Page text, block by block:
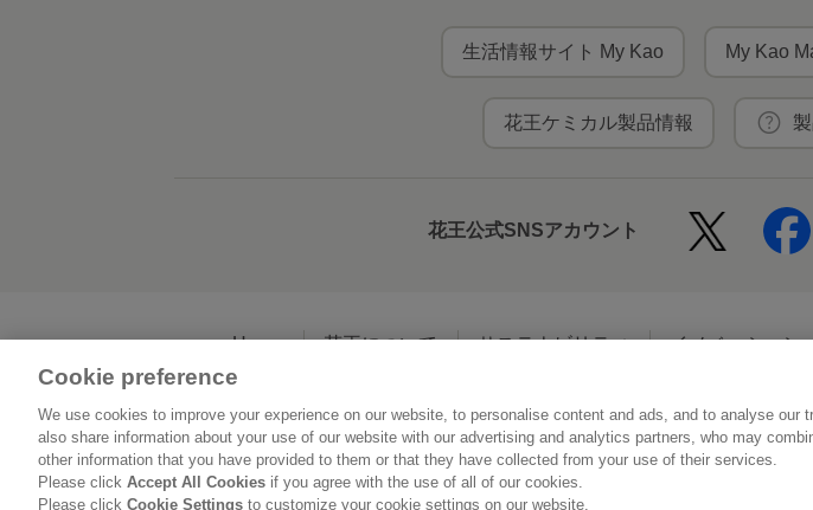
生活情報サイト My Kao My Kao
花王ケミカル製品情報
花王公式SNSアカウント
Home 花王について サステナビリティ イノベーション
利用規約 花王のアクセシビリティ 個人情報保護方針
Cookie preference
We use cookies to improve your experience on our website, to personalise content and ads, and to analyse our
also share information about your use of our website with our advertising and analytics partners, who may
other information that you have provided to them or that they have collected from your use of their services.
Please click Accept All Cookies if you agree with the use of all of our cookies.
Please click Cookie Settings to customize your cookie settings on our website.